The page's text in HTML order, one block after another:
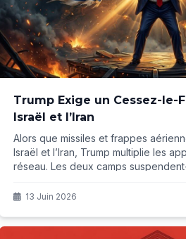
Trump Exige un Cessez-le-
Israël et l’Iran
Alors que missiles et frappes
Israël et l’Iran, Trump multiplie les
réseau. Les deux camps
d’être décisive pour la stabilité
13 Juin 2026